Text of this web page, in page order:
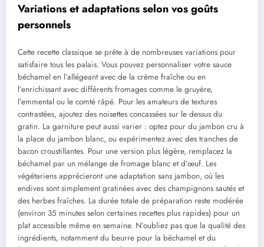
Variations et adaptations selon vos goûts
personnels
Cette recette classique se prête à de nombreuses variations pour
satisfaire tous les palais. Vous pouvez personnaliser votre sauce
béchamel en l’allégeant avec de la crème fraîche ou en
l’enrichissant avec différents fromages comme le gruyère,
l’emmental ou le comté râpé. Pour les amateurs de textures
contrastées, ajoutez des noisettes concassées sur le dessus du
gratin. La garniture peut aussi varier : optez pour du jambon cru à
la place du jambon blanc, ou expérimentez avec des tranches de
bacon croustillantes. Pour une version plus légère, remplacez la
béchamel par un mélange de fromage blanc et d’œuf. Les
végétariens apprécieront une adaptation sans jambon, où les
endives sont simplement gratinées avec des champignons sautés et
des herbes fraîches. La durée totale de préparation reste modérée
(environ 35 minutes selon certaines recettes plus rapides) pour un
plat accessible même en semaine. N’oubliez pas que la qualité des
ingrédients, notamment du beurre pour la béchamel et du